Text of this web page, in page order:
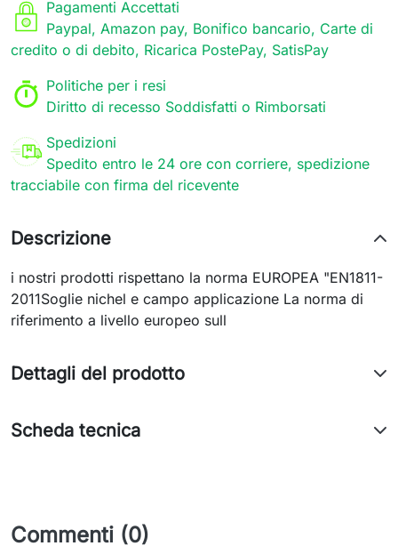
Pagamenti Accettati
Paypal, Amazon pay, Bonifico bancario, Carte di
credito o di debito, Ricarica PostePay, SatisPay
Politiche per i resi
Diritto di recesso Soddisfatti o Rimborsati
Spedizioni
Spedito entro le 24 ore con corriere, spedizione
tracciabile con firma del ricevente
Descrizione
i nostri prodotti rispettano la norma EUROPEA "EN1811-
2011Soglie nichel e campo applicazione La norma di
riferimento a livello europeo sull
Dettagli del prodotto
Scheda tecnica
Commenti (0)